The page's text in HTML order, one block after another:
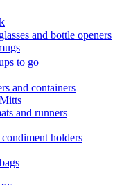
and bottle openers
to go
and containers
and runners
holders